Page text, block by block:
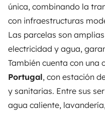
única, combinando la
con infraestructuras
Las parcelas son
electricidad y agua,
También cuenta con una
Portugal, con estación
y sanitarias. Entre sus
agua caliente,